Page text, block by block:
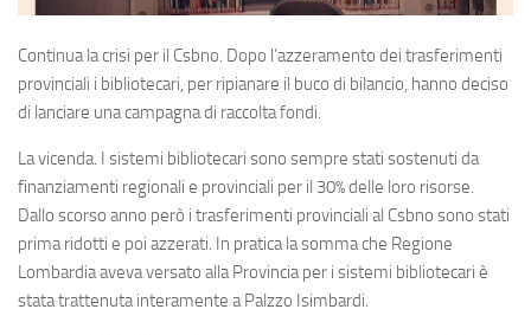
Continua la crisi per il Csbno. Dopo l’azzeramento dei trasferimenti
provinciali i bibliotecari, per ripianare il buco di bilancio, hanno deciso
di lanciare una campagna di raccolta fondi.
La vicenda. I sistemi bibliotecari sono sempre stati sostenuti da
finanziamenti regionali e provinciali per il 30% delle loro risorse.
Dallo scorso anno però i trasferimenti provinciali al Csbno sono stati
prima ridotti e poi azzerati. In pratica la somma che Regione
Lombardia aveva versato alla Provincia per i sistemi bibliotecari è
stata trattenuta interamente a Palzzo Isimbardi.